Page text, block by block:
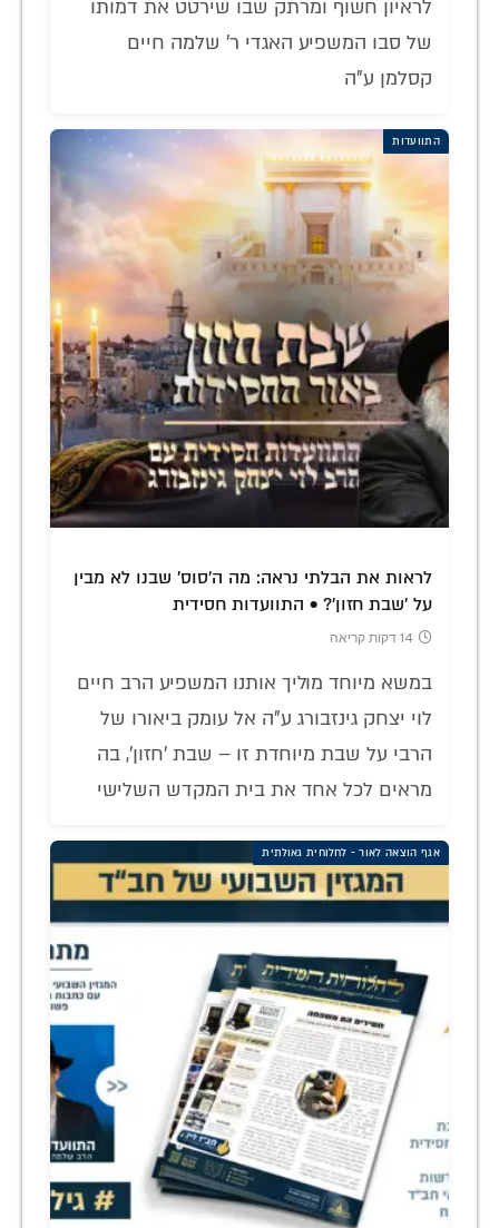
לראיון חשוף ומרתק שבו שירטט את דמותו
של סבו המשפיע האגדי ר' שלמה חיים
קסלמן ע"ה
התוועדות
לראות את הבלתי נראה: מה ה'סוס' שבנו לא מבין
על 'שבת חזון'? • התוועדות חסידית
14 דקות קריאה
במשא מיוחד מוליך אותנו המשפיע הרב חיים
לוי יצחק גינזבורג ע"ה אל עומק ביאורו של
הרבי על שבת מיוחדת זו – שבת 'חזון', בה
מראים לכל אחד את בית המקדש השלישי
אגף הוצאה לאור - לחלוחית גאולתית